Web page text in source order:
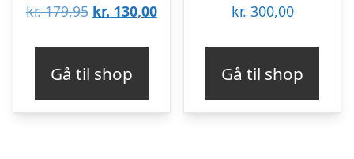
kr.179,95 Den
var:
kr. 179,95.
kr. 130,00Den
kr. 130,00.
Gå til shop
kr. 300,00
Gå til shop